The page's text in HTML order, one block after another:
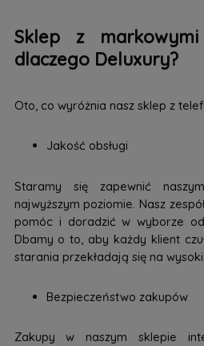
Sklep z
dlaczego Deluxury?
Oto, co wyróżnia nasz sklep z
Jakość obsługi
Staramy się zapewnić
najwyższym poziomie. Nasz
pomóc i doradzić w wyborze
Dbamy o to, aby każdy klient
starania przekładają się na
Bezpieczeństwo zakupów
Zakupy w naszym sklepie